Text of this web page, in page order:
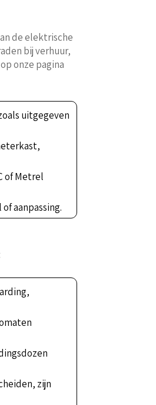
de elektrische
bij verhuur,
onze pagina
uitgegeven
of Metrel
aanpassing.
zijn